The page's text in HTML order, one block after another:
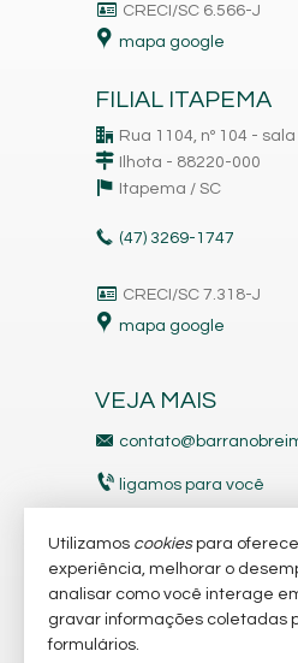
CRECI/SC 6.566-J
mapa google
FILIAL ITAPEMA
Rua 1104, nº 104 - sala
Ilhota - 88220-000
Itapema / SC
(47) 3269-1747
CRECI/SC 7.318-J
mapa google
VEJA MAIS
ligamos para você
indicadores
imóveis favoritos
Utilizamos cookiespara
experiência, melhorar o
analisar como você interage
gravar informações coletadas
formulários.